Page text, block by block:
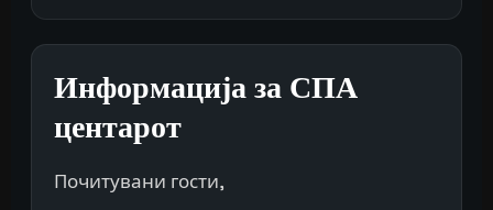
Информација за СПА
центарот
Почитувани гости,